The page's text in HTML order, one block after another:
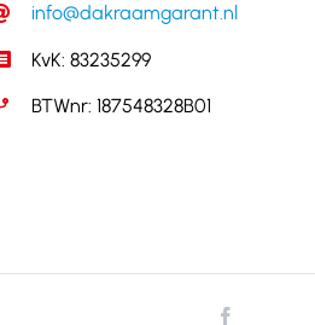
info@dakraamgarant.nl
KvK: 83235299
BTWnr: 187548328B01